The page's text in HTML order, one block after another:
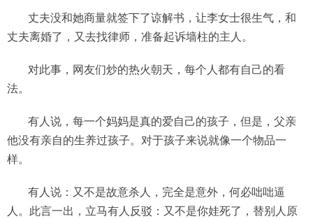
丈夫没和她商量就签下了谅解书，让李女士很生气，和
丈夫离婚了，又去找律师，准备起诉墙柱的主人。
对此事，网友们炒的热火朝天，每个人都有自己的看
法。
有人说，每一个妈妈是真的爱自己的孩子，但是，父亲
他没有亲自的生养过孩子。对于孩子来说就像一个物品一
样。
有人说：又不是故意杀人，完全是意外，何必咄咄逼
人。此言一出，立马有人反驳：又不是你娃死了，替别人原